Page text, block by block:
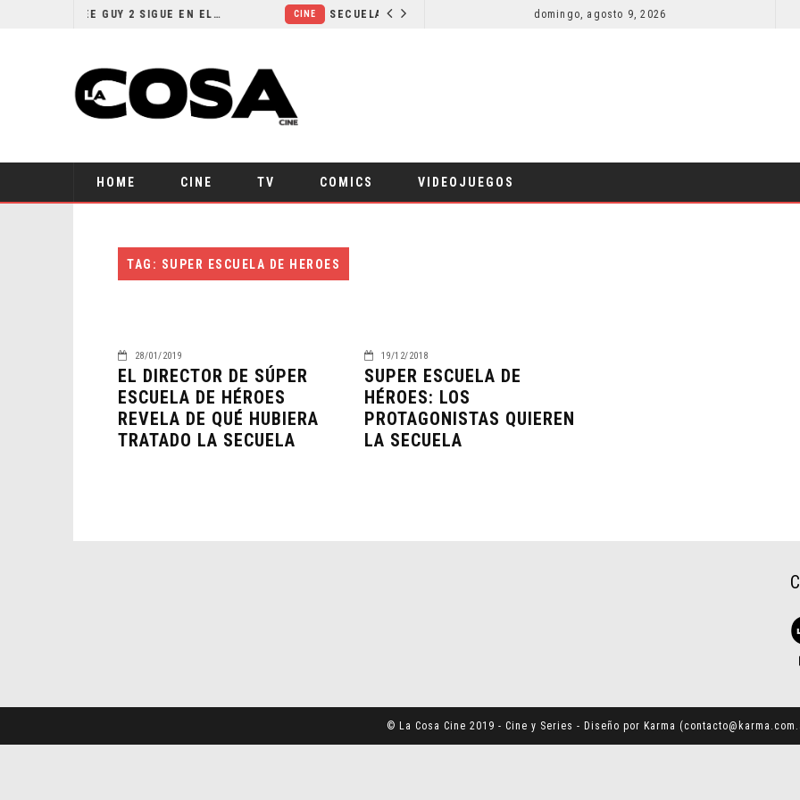
¿POR QUÉ FREE GUY 2 SIGUE EN EL LIMBO? CINE
domingo, agosto 9, 2026
HOME CINE TV COMICS VIDEOJUEGOS
TAG: SUPER ESCUELA DE HEROES
28/01/2019
EL DIRECTOR DE SÚPER
ESCUELA DE HÉROES
REVELA DE QUÉ HUBIERA
TRATADO LA SECUELA
19/12/2018
SUPER ESCUELA DE
HÉROES: LOS
PROTAGONISTAS QUIEREN
LA SECUELA
© La Cosa Cine 2019 - Cine y Series - Diseño por Karma (